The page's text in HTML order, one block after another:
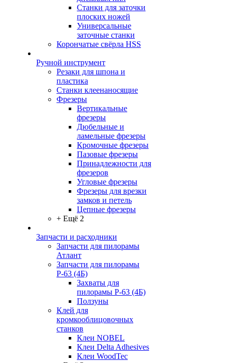
Станки для заточки
плоских ножей
Универсальные
заточные станки
Корончатые свёрла HSS
Ручной инструмент
Резаки для шпона и
пластика
Станки клеенаносящие
Фрезеры
Вертикальные
фрезеры
Дюбельные и
ламельные фрезеры
Кромочные фрезеры
Пазовые фрезеры
Принадлежности для
фрезеров
Угловые фрезеры
Фрезеры для врезки
замков и петель
Цепные фрезеры
+ Ещё 2
Запчасти и расходники
Запчасти для пилорамы
Атлант
Запчасти для пилорамы
Р-63 (4Б)
Захваты для
пилорамы Р-63 (4Б)
Ползуны
Клей для
кромкооблицовочных
станков
Клеи NOBEL
Клеи Delta Adhesives
Клеи WoodTec